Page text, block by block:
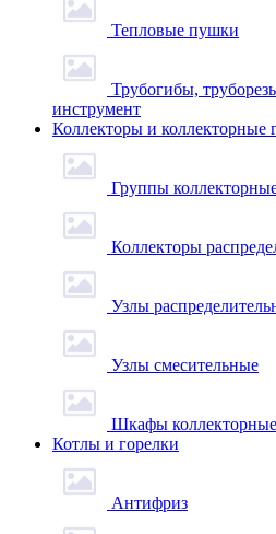
Тепловые пушки
Трубогибы,
инструмент
Коллекторы и коллекторные
Группы
Коллекторы
Узлы
Узлы смесительные
Шкафы коллекторные
Котлы и горелки
Антифриз